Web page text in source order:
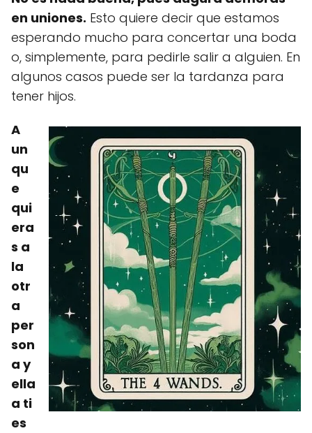
en uniones. Esto quiere decir que estamos
esperando mucho para concertar una boda
o, simplemente, para pedirle salir a alguien. En
algunos casos puede ser la tardanza para
tener hijos.
A
un
qu
e
qui
era
s a
la
otr
a
per
son
a y
ella
a ti
es